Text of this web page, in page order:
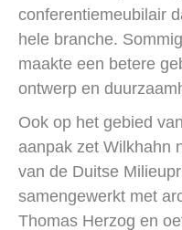
conferentiemeubilair
hele branche.
maakte een betere
ontwerp en
Ook op het gebied
aanpak zet Wilkhahn
van de Duitse
samengewerkt met
Thomas Herzog en